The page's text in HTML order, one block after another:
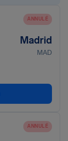
ANNULÉ
Madrid
MAD
ANNULÉ